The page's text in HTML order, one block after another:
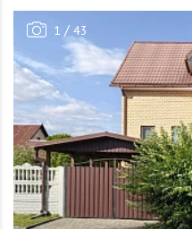
1 / 43